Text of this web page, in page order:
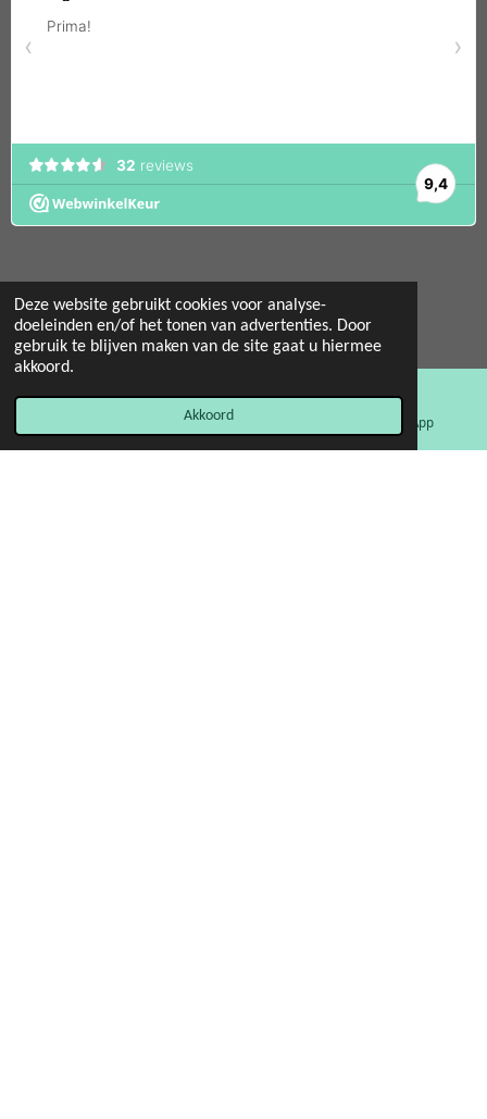
Deze website gebruikt cookies voor analyse-
doeleinden en/of het tonen van advertenties. Door
gebruik te blijven maken van de site gaat u hiermee
akkoord.
Akkoord
© 2022 - 2026 Mint 11 giftstore
Powered byJouwWeb
Facebook WhatsApp